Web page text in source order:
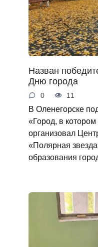
Назван
Дню города
0 11
В Оленегорске
«Город, в
организовал
«Полярная
образования